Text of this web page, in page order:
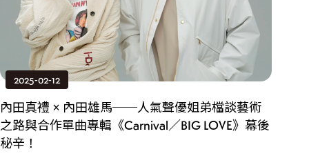
2025-02-12
內田真禮 × 內田雄馬──人氣聲優姐弟檔談藝術
之路與合作單曲專輯《Carnival／BIG LOVE》幕後
秘辛！